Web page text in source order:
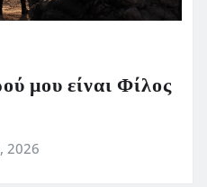
μου είναι Φίλος
2026